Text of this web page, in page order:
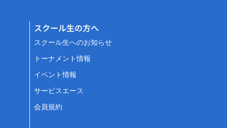
スクール生の方へ
スクール生へのお知らせ
トーナメント情報
イベント情報
サービスエース
会員規約